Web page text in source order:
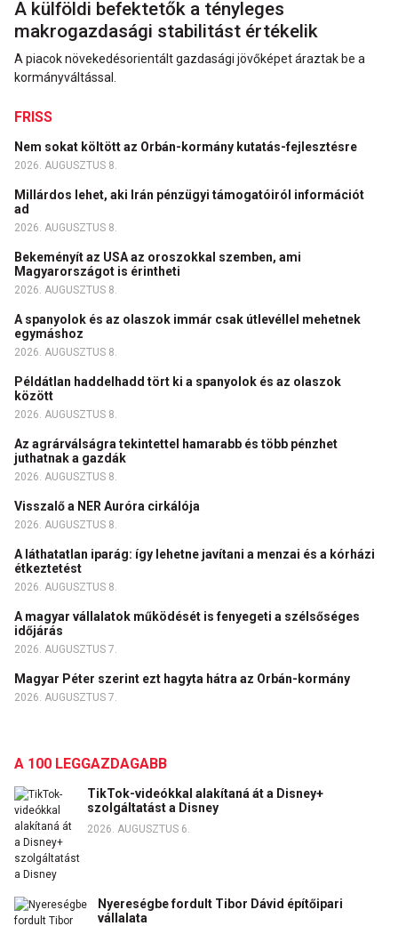
A külföldi befektetők a tényleges
makrogazdasági stabilitást értékelik
A piacok növekedésorientált gazdasági jövőképet áraztak be a
kormányváltással.
FRISS
Nem sokat költött az Orbán-kormány kutatás-fejlesztésre
2026. AUGUSZTUS 8.
Millárdos lehet, aki Irán pénzügyi támogatóiról információt
ad
2026. AUGUSZTUS 8.
Bekeményít az USA az oroszokkal szemben, ami
Magyarországot is érintheti
2026. AUGUSZTUS 8.
A spanyolok és az olaszok immár csak útlevéllel mehetnek
egymáshoz
2026. AUGUSZTUS 8.
Példátlan haddelhadd tört ki a spanyolok és az olaszok
között
2026. AUGUSZTUS 8.
Az agrárválságra tekintettel hamarabb és több pénzhet
juthatnak a gazdák
2026. AUGUSZTUS 8.
Visszalő a NER Auróra cirkálója
2026. AUGUSZTUS 8.
A láthatatlan iparág: így lehetne javítani a menzai és a kórházi
étkeztetést
2026. AUGUSZTUS 8.
A magyar vállalatok működését is fenyegeti a szélsőséges
időjárás
2026. AUGUSZTUS 7.
Magyar Péter szerint ezt hagyta hátra az Orbán-kormány
2026. AUGUSZTUS 7.
A 100 LEGGAZDAGABB
TikTok-videókkal alakítaná át a Disney+
szolgáltatást a Disney
2026. AUGUSZTUS 6.
Nyereségbe fordult Tibor Dávid építőipari
vállalata